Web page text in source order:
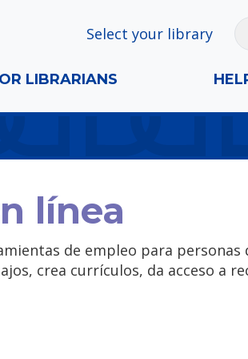
Select your library
LIBRARIANS
línea
de empleo para
crea currículos, da acceso a